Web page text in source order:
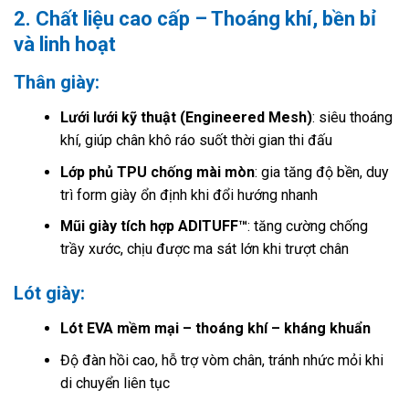
2. Chất liệu cao cấp – Thoáng khí, bền bỉ
và linh hoạt
Thân giày:
Lưới lưới kỹ thuật (Engineered Mesh): siêu thoáng
khí, giúp chân khô ráo suốt thời gian thi đấu
Lớp phủ TPU chống mài mòn: gia tăng độ bền, duy
trì form giày ổn định khi đổi hướng nhanh
Mũi giày tích hợp ADITUFF™: tăng cường chống
trầy xước, chịu được ma sát lớn khi trượt chân
Lót giày:
Lót EVA mềm mại – thoáng khí – kháng khuẩn
Độ đàn hồi cao, hỗ trợ vòm chân, tránh nhức mỏi khi
di chuyển liên tục